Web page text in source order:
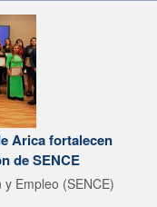
Arica fortalecen
de SENCE
Empleo (SENCE)